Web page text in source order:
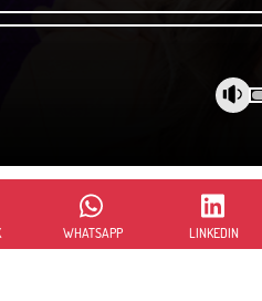
WHATSAPP LINKEDIN